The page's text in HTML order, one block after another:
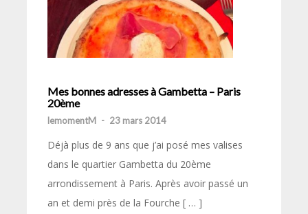
Mes bonnes adresses à Gambetta – Paris
20ème
lemomentM - 23 mars 2014
Déjà plus de 9 ans que j’ai posé mes valises
dans le quartier Gambetta du 20ème
arrondissement à Paris. Après avoir passé un
an et demi près de la Fourche [ … ]